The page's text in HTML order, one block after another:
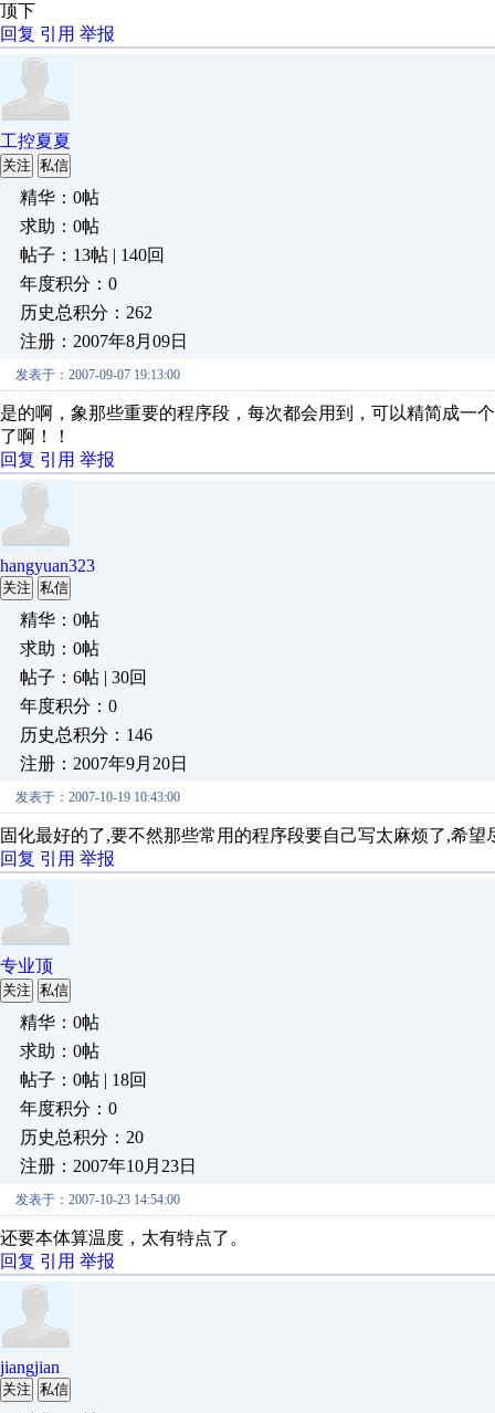
顶下
回复 引用 举报
工控夏夏
关注 私信
精华：0帖
求助：0帖
帖子：13帖 | 140回
年度积分：0
历史总积分：262
注册：2007年8月09日
发表于：2007-09-07 19:13:00
是的啊，象那些重要的程序段，每次都会用到，可以精简成一
了啊！！
回复 引用 举报
hangyuan323
关注 私信
精华：0帖
求助：0帖
帖子：6帖 | 30回
年度积分：0
历史总积分：146
注册：2007年9月20日
发表于：2007-10-19 10:43:00
固化最好的了,要不然那些常用的程序段要自己写太麻烦了,希望
回复 引用 举报
专业顶
关注 私信
精华：0帖
求助：0帖
帖子：0帖 | 18回
年度积分：0
历史总积分：20
注册：2007年10月23日
发表于：2007-10-23 14:54:00
还要本体算温度，太有特点了。
回复 引用 举报
jiangjian
关注 私信